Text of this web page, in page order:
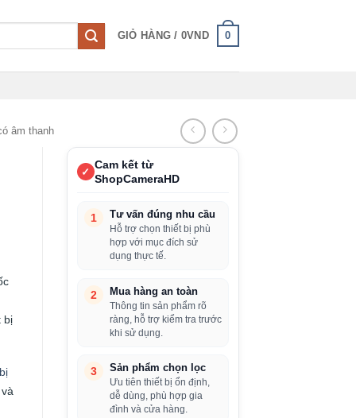
GIỎ HÀNG / 0VND 0
âm thanh
✓
Cam kết từ
ShopCameraHD
1
Tư vấn đúng nhu cầu
Hỗ trợ chọn thiết bị phù
hợp với mục đích sử
dụng thực tế.
2
Mua hàng an toàn
Thông tin sản phẩm rõ
ràng, hỗ trợ kiểm tra trước
khi sử dụng.
3
Sản phẩm chọn lọc
Ưu tiên thiết bị ổn định,
dễ dùng, phù hợp gia
đình và cửa hàng.
bị